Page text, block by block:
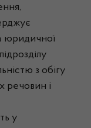
юридичної
з обігу
речовин і
у